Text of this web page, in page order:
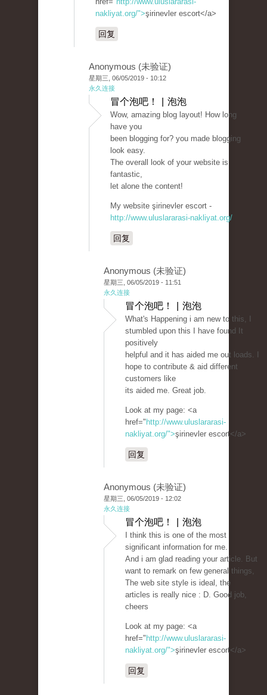
nakliyat.org/">şirinevler escort</a>
回复
Anonymous (未验证)
星期三, 06/05/2019 - 10:12
永久连接
冒个泡吧！ | 泡泡
Wow, amazing blog layout! How long
have you
been blogging for? you made blogging
look easy.
The overall look of your website is
fantastic,
let alone the content!
My website şirinevler escort -
http://www.uluslararasi-nakliyat.org/
回复
Anonymous (未验证)
星期三, 06/05/2019 - 11:51
永久连接
冒个泡吧！ | 泡泡
What's Happening i am new to this, I
stumbled upon this I have found It
positively
helpful and it has aided me out loads. I
hope to contribute & aid different
customers like
its aided me. Great job.
Look at my page: <a
href=" http://www.uluslararasi-
nakliyat.org/">şirinevler escort</a>
回复
Anonymous (未验证)
星期三, 06/05/2019 - 12:02
永久连接
冒个泡吧！ | 泡泡
I think this is one of the most
significant information for me.
And i am glad reading your article. But
want to remark on few general things,
The web site style is ideal, the
articles is really nice : D. Good job,
cheers
Look at my page: <a
href=" http://www.uluslararasi-
nakliyat.org/">şirinevler escort</a>
回复